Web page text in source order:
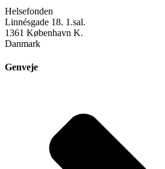
Helsefonden
Linnésgade 18. 1.sal.
1361 København K.
Danmark
Genveje